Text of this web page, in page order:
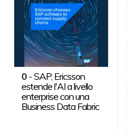
0 -SAP, Ericsson
estende l'AI a livello
enterprise con una
Business Data Fabric